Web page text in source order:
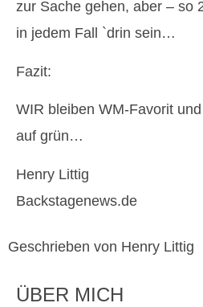
zur Sache gehen, aber – so
in jedem Fall `drin sein…
Fazit:
WIR bleiben WM-Favorit
auf grün…
Henry Littig
Backstagenews.de
Geschrieben von Henry Littig
ÜBER MICH